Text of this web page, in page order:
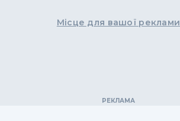
Місце для вашої реклами